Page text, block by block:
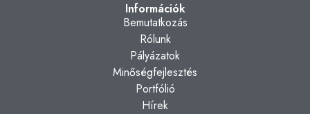
Információk
Bemutatkozás
Rólunk
Pályázatok
Minőségfejlesztés
Portfólió
Hírek